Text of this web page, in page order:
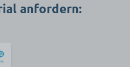
anfordern: